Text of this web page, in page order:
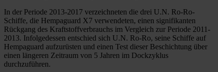
In der Periode 2013-2017 verzeichneten die drei U.N. Ro-Ro-
Schiffe, die Hempaguard X7 verwendeten, einen signifikanten
Rückgang des Kraftstoffverbrauchs im Vergleich zur Periode 2011-
2013. Infolgedessen entschied sich U.N. Ro-Ro, seine Schiffe auf
Hempaguard aufzurüsten und einen Test dieser Beschichtung über
einen längeren Zeitraum von 5 Jahren im Dockzyklus
durchzuführen.